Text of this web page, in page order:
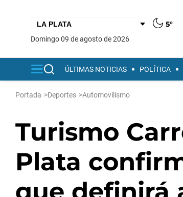
5°
domingo 09 de agosto de 2026
ÚLTIMAS NOTICIAS POLÍTICA
Portada >Deportes >Automovilismo
Turismo
Plata